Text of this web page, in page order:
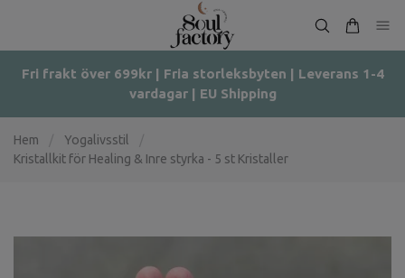
Fri frakt över 699kr | Fria storleksbyten | Leverans 1-4
vardagar | EU Shipping
Hem Yogalivsstil
Kristallkit för Healing & Inre styrka - 5 st Kristaller